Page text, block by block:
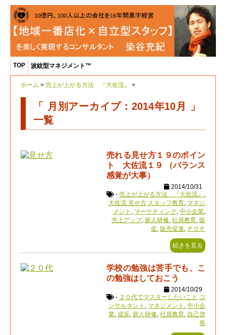
TOP 波紋型マネジメント™
ホーム > 売上が上がる方法 『大佐流』 >
「 月別アーカイブ：2014年10月 」
一覧
売れる見せ方１９のポイン
ト 大佐流１９ （バランス
感覚が大事）
2014/10/31
- 売上が上がる方法 『大佐流』
大佐流 見せ方 スタッフ教育 マネジ
メント
マーケティング 中小企業
売上アップ, 新人研修 社員教育 販
促 販売促進 ＰＯＰ
続きを見る
学校の勉強は苦手でも、こ
の勉強はしておこう
2014/10/29
- ２０代でマスターしたいこと コ
ンサルタント
マネジメント
中小企
業 成長 新人研修 社員教育 自己啓
発